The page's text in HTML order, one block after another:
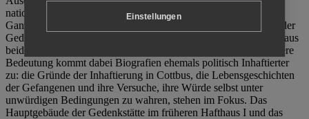
nationalsozialistischen Terrorherrschaft und der SED-Diktatur.
Ganzjährig zeigen mehrere Dauer- und Sonderausstellungen in der
Gedenkstätte Zuchthaus Cottbus Beispiele politischen Unrechts aus
beiden deutschen Diktaturen des 20. Jahrhunderts. Eine besondere
Bedeutung kommt dabei Biografien ehemals politisch Inhaftierter
zu: die Gründe der Inhaftierung in Cottbus, die Lebensgeschichten
der Gefangenen und ihre Versuche, ihre Würde selbst unter
unwürdigen Bedingungen zu wahren, stehen im Fokus. Das
Hauptgebäude der Gedenkstätte im früheren Hafthaus I und das
Einstellungen